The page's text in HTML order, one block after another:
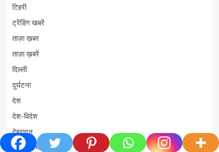
टिहरी
ट्रेंडिंग खबरें
ताज़ा ख़बर
ताज़ा ख़बरें
दिल्ली
दुर्घटना
देश
देश-विदेश
देहरादून
देहरादून/मसूरी